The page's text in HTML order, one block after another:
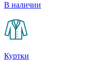
В наличии
Куртки